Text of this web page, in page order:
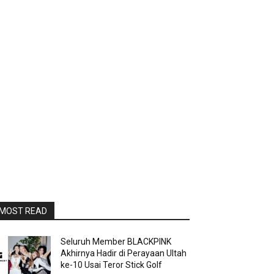
READ
Seluruh Member BLACKPINK
Akhirnya Hadir di Perayaan Ultah
ke-10 Usai Teror Stick Golf